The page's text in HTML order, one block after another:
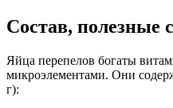
Состав, полезные
Яйца перепелов богаты
микроэлементами. Они
г):